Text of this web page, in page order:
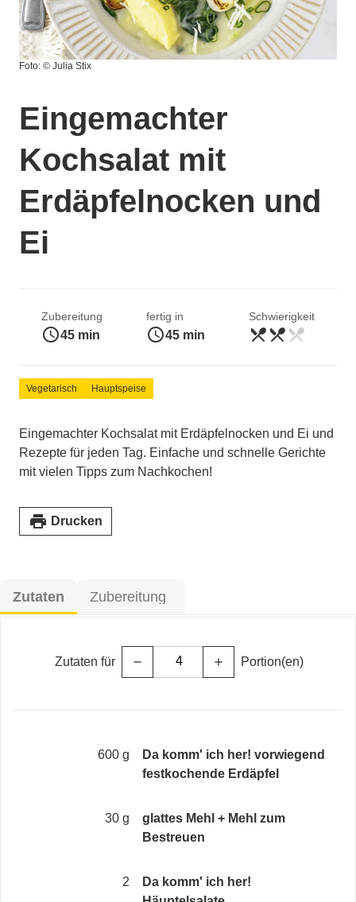
Foto: © Julia Stix
Eingemachter
Kochsalat mit
Erdäpfelnocken und
Ei
Zubereitung
access_time45 min
fertig in
access_time45 min
Schwierigkeit
mittel
restaurant_menurestaurant_menu restaurant_menu
Vegetarisch Hauptspeise
Eingemachter Kochsalat mit Erdäpfelnocken und Ei und
Rezepte für jeden Tag. Einfache und schnelle Gerichte
mit vielen Tipps zum Nachkochen!
print Drucken
Zutaten Zubereitung
Zutaten für remove add Portion(en)
600 g
Da komm' ich her! vorwiegend
festkochende Erdäpfel
30 g
glattes Mehl + Mehl zum
Bestreuen
2
Da komm' ich her!